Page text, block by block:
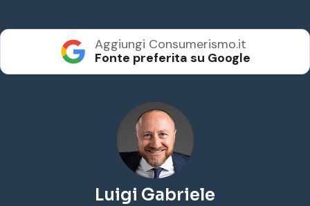
Aggiungi Consumerismo.it
Fonte preferita su Google
Luigi Gabriele